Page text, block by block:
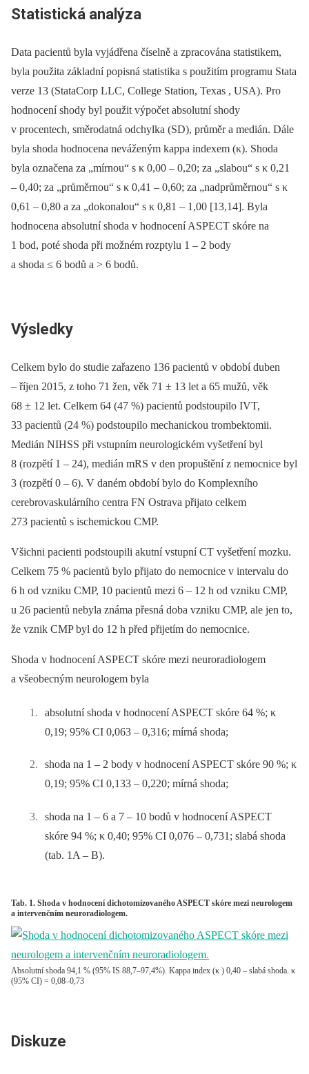
Statistická analýza
Data pacientů byla vyjádřena číselně a zpracována statistikem,
byla použita základní popisná statistika s použitím programu Stata
verze 13 (StataCorp LLC, College Station, Texas , USA). Pro
hodnocení shody byl použit výpočet absolutní shody
v procentech, směrodatná odchylka (SD), průměr a medián. Dále
byla shoda hodnocena neváženým kappa indexem (κ). Shoda
byla označena za „mírnou“ s κ 0,00 –⁠ 0,20; za „slabou“ s κ 0,21
–⁠ 0,40; za „průměrnou“ s κ 0,41 –⁠ 0,60; za „nadprůměrnou“ s κ
0,61 –⁠ 0,80 a za „dokonalou“ s κ 0,81 –⁠ 1,00 [13,14]. Byla
hodnocena absolutní shoda v hodnocení ASPECT skóre na
1 bod, poté shoda při možném rozptylu 1 –⁠ 2 body
a shoda ≤ 6 bodů a > 6 bodů.
Výsledky
Celkem bylo do studie zařazeno 136 pacientů v období duben
–⁠ říjen 2015, z toho 71 žen, věk 71 ± 13 let a 65 mužů, věk
68 ± 12 let. Celkem 64 (47 %) pacientů podstoupilo IVT,
33 pacientů (24 %) podstoupilo mechanickou trombektomii.
Medián NIHSS při vstupním neurologickém vyšetření byl
8 (rozpětí 1 –⁠ 24), medián mRS v den propuštění z nemocnice byl
3 (rozpětí 0 –⁠ 6). V daném období bylo do Komplexního
cerebrovaskulárního centra FN Ostrava přijato celkem
273 pacientů s ischemickou CMP.
Všichni pacienti podstoupili akutní vstupní CT vyšetření mozku.
Celkem 75 % pacientů bylo přijato do nemocnice v intervalu do
6 h od vzniku CMP, 10 pacientů mezi 6 –⁠ 12 h od vzniku CMP,
u 26 pacientů nebyla známa přesná doba vzniku CMP, ale jen to,
že vznik CMP byl do 12 h před přijetím do nemocnice.
Shoda v hodnocení ASPECT skóre mezi neuroradiologem
a všeobecným neurologem byla
absolutní shoda v hodnocení ASPECT skóre 64 %; κ
0,19; 95% CI 0,063 –⁠ 0,316; mírná shoda;
shoda na 1 –⁠ 2 body v hodnocení ASPECT skóre 90 %; κ
0,19; 95% CI 0,133 –⁠ 0,220; mírná shoda;
shoda na 1 –⁠ 6 a 7 –⁠ 10 bodů v hodnocení ASPECT
skóre 94 %; κ 0,40; 95% CI 0,076 –⁠ 0,731; slabá shoda
(tab. 1A –⁠ B).
Tab. 1. Shoda v hodnocení dichotomizovaného ASPECT skóre mezi neurologem
a intervenčním neuroradiologem.
Absolutní shoda 94,1 % (95% IS 88,7–97,4%). Kappa index (κ ) 0,40 – slabá shoda. κ
(95% CI) = 0,08–0,73
Diskuze